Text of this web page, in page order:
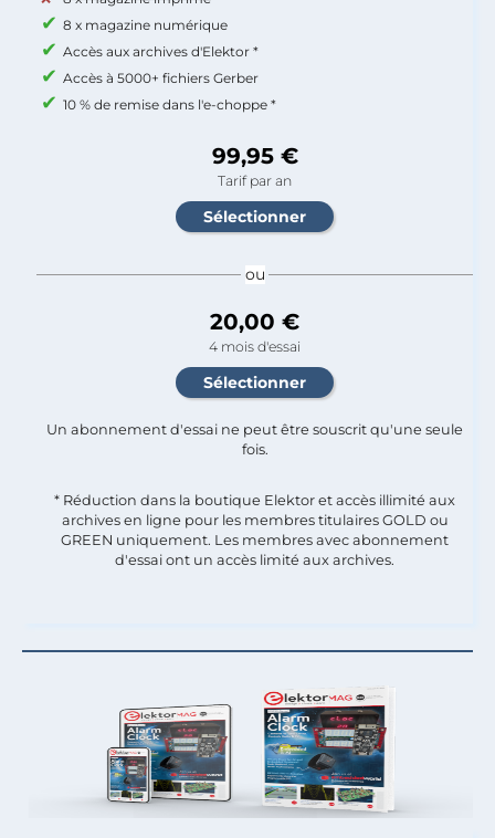
8 x magazine numérique
Accès aux archives d'Elektor *
Accès à 5000+ fichiers Gerber
10 % de remise dans l'e-choppe *
99,95 €
Tarif par an
ou
20,00 €
4 mois d'essai
Un abonnement d'essai ne peut être souscrit qu'une seule
fois.​
* Réduction dans la boutique Elektor et accès illimité aux
archives en ligne pour les membres titulaires GOLD ou
GREEN uniquement. Les membres avec abonnement
d'essai ont un accès limité aux archives.